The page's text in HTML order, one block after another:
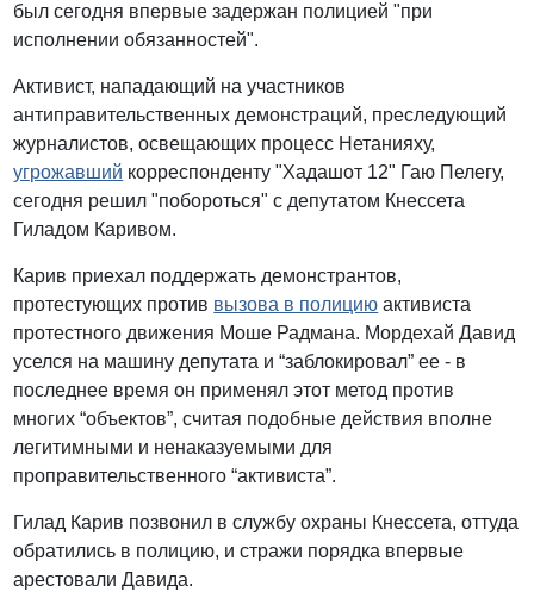
был сегодня впервые задержан полицией "при
исполнении обязанностей".
Активист, нападающий на участников
антиправительственных демонстраций, преследующий
журналистов, освещающих процесс Нетанияху,
угрожавший корреспонденту "Хадашот 12" Гаю Пелегу,
сегодня решил "побороться" с депутатом Кнессета
Гиладом Каривом.
Карив приехал поддержать демонстрантов,
протестующих против вызова в полицию активиста
протестного движения Моше Радмана. Мордехай Давид
уселся на машину депутата и “заблокировал” ее - в
последнее время он применял этот метод против
многих “объектов”, считая подобные действия вполне
легитимными и ненаказуемыми для
проправительственного “активиста”.
Гилад Карив позвонил в службу охраны Кнессета, оттуда
обратились в полицию, и стражи порядка впервые
арестовали Давида.